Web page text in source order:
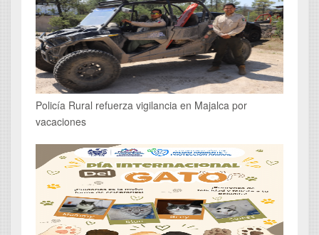
Policía Rural refuerza vigilancia en Majalca por
vacaciones